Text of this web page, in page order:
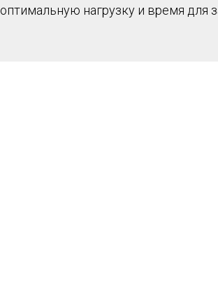
оптимальную нагрузку и время для